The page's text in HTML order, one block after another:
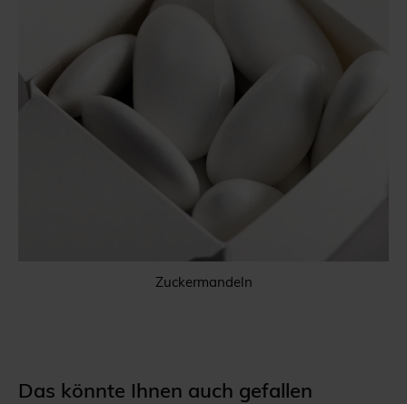
Zuckermandeln
Das könnte Ihnen auch gefallen